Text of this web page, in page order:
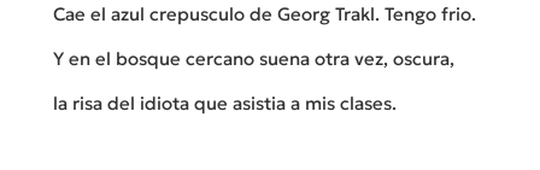
Cae el azul crepusculo de Georg Trakl. Tengo frio.
Y en el bosque cercano suena otra vez, oscura,
la risa del idiota que asistia a mis clases.